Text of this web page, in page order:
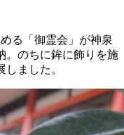
る「御霊会」が神泉
。のちに鉾に飾りを施
ました。